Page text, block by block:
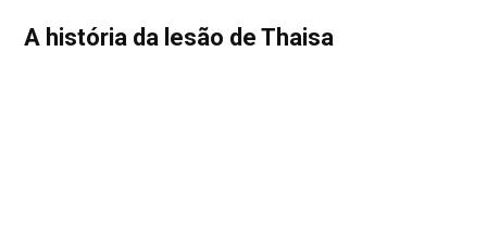
A história da lesão de Thaisa